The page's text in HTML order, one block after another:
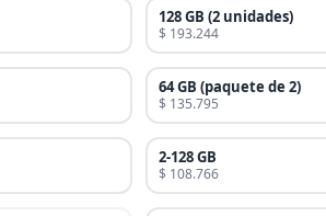
128 GB (2 unidades)
$ 193.244
64 GB (paquete de 2)
$ 135.795
2-128 GB
$ 108.766